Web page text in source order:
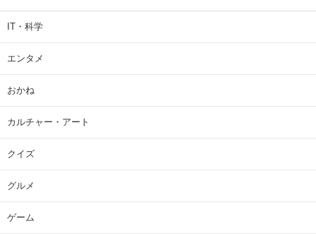
IT・科学
エンタメ
おかね
カルチャー・アート
クイズ
グルメ
ゲーム